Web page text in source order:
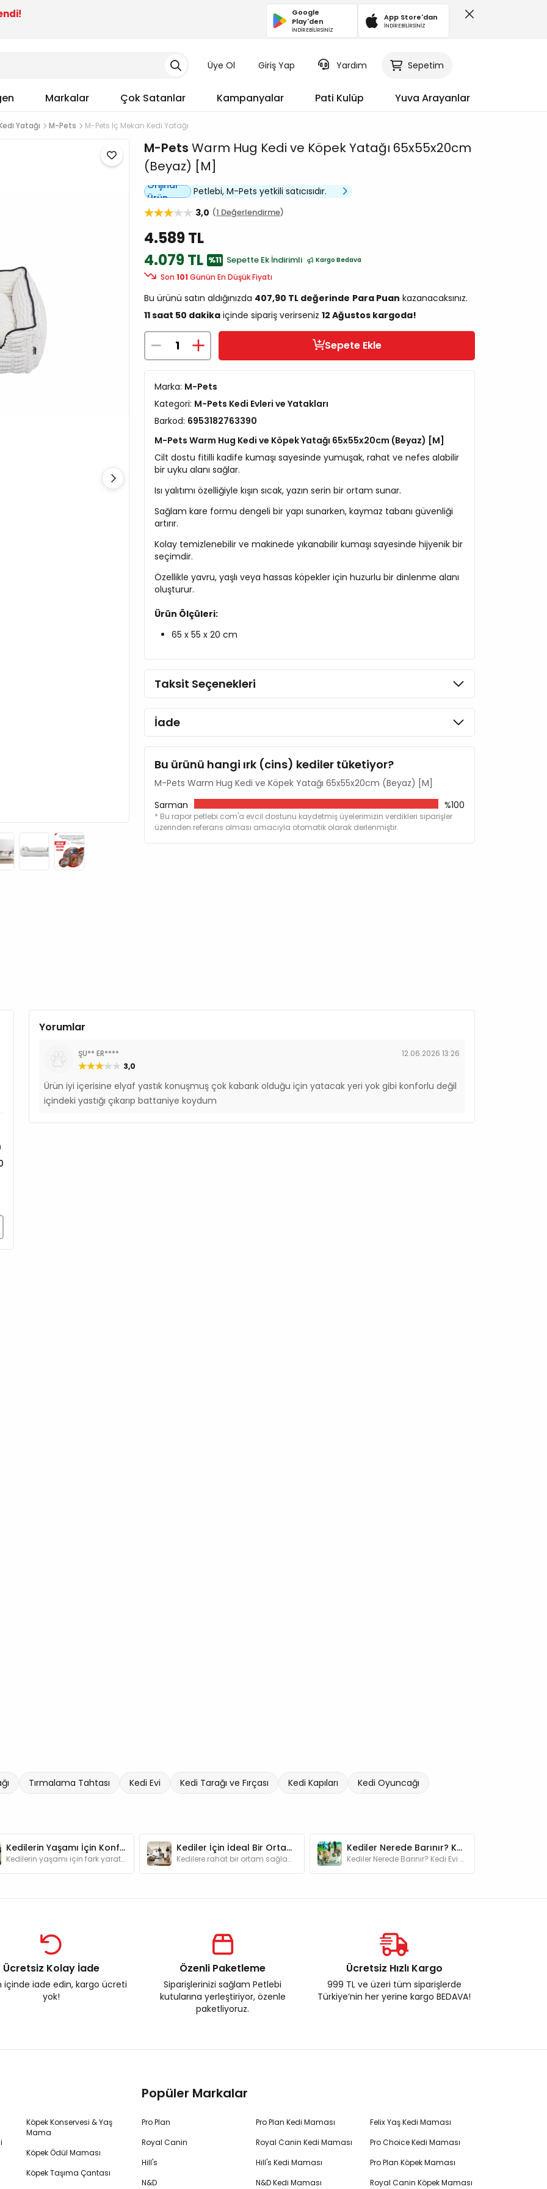
Google
Play'den
İNDİREBİLİRSİNİZ
App Store'dan
İNDİREBİLİRSİNİZ
Üye Ol Giriş Yap Yardım Sepetim
Markalar Çok Satanlar Kampanyalar Pati Kulüp Yuva Arayanlar
Yatağı M-Pets M-Pets İç Mekan Kedi Yatağı
M-Pets Warm Hug Kedi ve Köpek Yatağı 65x55x20cm
(Beyaz) [M]
Orijinal
Ürün
Petlebi, M-Pets yetkili satıcısıdır.
3,0
1 Değerlendirme
4.589 TL
4.079 TL %11 Sepette Ek İndirimli Kargo Bedava
Son 101 Günün En Düşük Fiyatı
Bu ürünü satın aldığınızda 407,90 TL değerinde Para Puan kazanacaksınız.
11 saat 50 dakika içinde sipariş verirseniz 12 Ağustos kargoda!
Sepete Ekle
Marka: M-Pets
Kategori: M-Pets Kedi Evleri ve Yatakları
Barkod: 6953182763390
M-Pets Warm Hug Kedi ve Köpek Yatağı 65x55x20cm (Beyaz) [M]
Cilt dostu fitilli kadife kumaşı sayesinde yumuşak, rahat ve nefes alabilir
bir uyku alanı sağlar.
Isı yalıtımı özelliğiyle kışın sıcak, yazın serin bir ortam sunar.
Sağlam kare formu dengeli bir yapı sunarken, kaymaz tabanı güvenliği
artırır.
Kolay temizlenebilir ve makinede yıkanabilir kumaşı sayesinde hijyenik bir
seçimdir.
Özellikle yavru, yaşlı veya hassas köpekler için huzurlu bir dinlenme alanı
oluşturur.
Ürün Ölçüleri:
65 x 55 x 20 cm
Taksit Seçenekleri
İade
Bu ürünü hangi ırk (cins) kediler tüketiyor?
M-Pets Warm Hug Kedi ve Köpek Yatağı 65x55x20cm (Beyaz) [M]
Sarman
%100
* Bu rapor petlebi.com'a evcil dostunu kaydetmiş üyelerimizin verdikleri siparişler
üzerinden referans olması amacıyla otomatik olarak derlenmiştir.
Yorumlar
ŞU** ER****
12.06.2026 13:26
3,0
Ürün iyi içerisine elyaf yastık konuşmuş çok kabarık olduğu için yatacak yeri yok gibi konforlu değil
içindeki yastığı çıkarıp battaniye koydum
Tırmalama Tahtası Kedi Evi Kedi Tarağı ve Fırçası Kedi Kapıları Kedi Oyuncağı
Kedilerin Yaşamı İçin Konfor Sunan Ürünler
Kedilerin yaşamı için fark yaratan kedi ürünleri hakkında hazırladığımız bu yazımızda kedileri mutlu edebilecek öneriler bulabilirsiniz.
Kediler İçin İdeal Bir Ortam Nasıl Olmalı?
Kedilere rahat bir ortam sağlamak onların sağlıkları açısından önemlidir. Bu yazımızda kedilere ideal ortam sağlama yöntemlerini bulabilirsiniz.
Kediler Nerede Barınır? Kedi Evi Ne İşe Yarar? Avantajları Nelerdir?
Kediler Nerede Barınır? Kedi Evi Ne İşe Yarar? Avantajları Nelerdir? hakkındaki detayları yazımızda keşfedebilirsiniz.
Ücretsiz Kolay İade
içinde iade edin, kargo ücreti
yok!
Özenli Paketleme
Siparişlerinizi sağlam Petlebi
kutularına yerleştiriyor, özenle
paketliyoruz.
Ücretsiz Hızlı Kargo
999 TL ve üzeri tüm siparişlerde
Türkiye’nin her yerine kargo BEDAVA!
Köpek Konservesi & Yaş
Mama
Köpek Ödül Maması
Köpek Taşıma Çantası
Popüler Markalar
Pro Plan
Royal Canin
Hill's
N&D
Pro Plan Kedi Maması
Royal Canin Kedi Maması
Hill's Kedi Maması
N&D Kedi Maması
Felix Yaş Kedi Maması
Pro Choice Kedi Maması
Pro Plan Köpek Maması
Royal Canin Köpek Maması